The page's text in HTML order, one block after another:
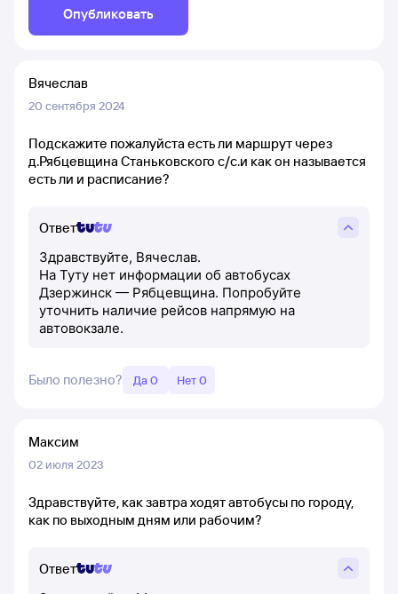
Опубликовать
Вячеслав
20 сентября 2024
Подскажите пожалуйста есть ли маршрут через
д.Рябцевщина Станьковского с/с.и как он называется
есть ли и расписание?
Ответ
Здравствуйте, Вячеслав.
На Туту нет информации об автобусах
Дзержинск — Рябцевщина. Попробуйте
уточнить наличие рейсов напрямую на
автовокзале.
Было полезно? Да 0 Нет 0
Максим
02 июля 2023
Здравствуйте, как завтра ходят автобусы по городу,
как по выходным дням или рабочим?
Ответ